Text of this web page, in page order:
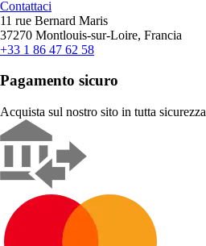
Contattaci
11 rue Bernard Maris
37270 Montlouis-sur-Loire, Francia
+33 1 86 47 62 58
Pagamento sicuro
Acquista sul nostro sito in tutta sicurezza